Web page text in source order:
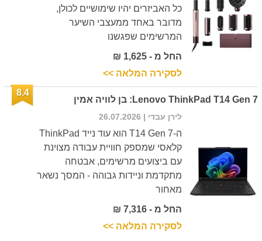
כל האביזרים יהיו שימושיים לכולן,
מדובר באחד ממעצבי השיער
המרשימים שפגשנו
החל מ - 1,625 ₪
לסקירה המלאה >>
Lenovo ThinkPad T14 Gen 7: בן לוויה אמין
8.4
לירן עבדי | 26.07.2026
ה-T14 Gen 7 הוא עוד נייד ThinkPad
קלאסי שמספק חוויית עבודה מצוינת
עם ביצועים מרשימים, אבטחה
מתקדמת וניידות גבוהה - המסך נשאר
מאחור
החל מ - 7,316 ₪
לסקירה המלאה >>